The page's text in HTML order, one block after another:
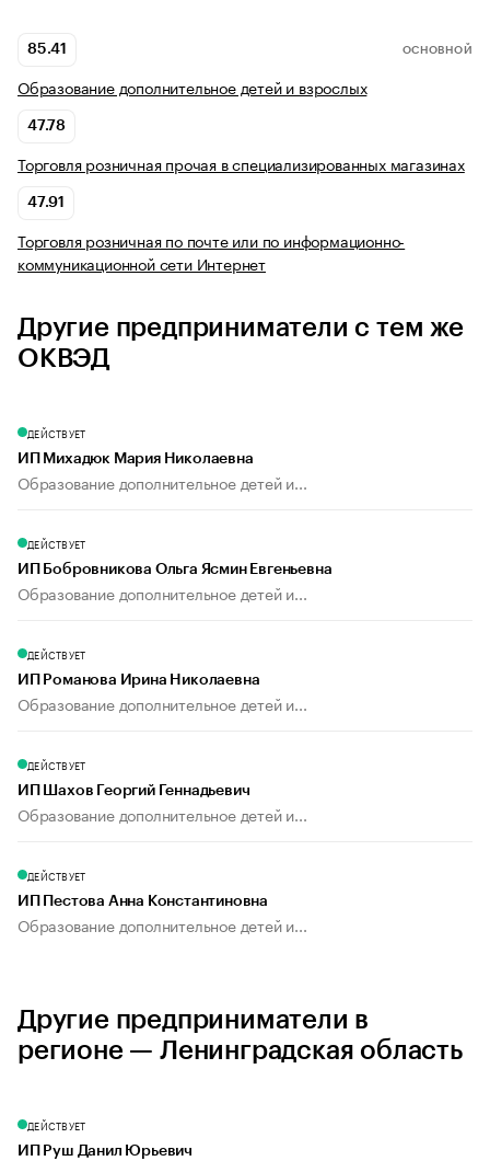
85.41 ОСНОВНОЙ
Образование дополнительное детей и взрослых
47.78
Торговля розничная прочая в специализированных магазинах
47.91
Торговля розничная по почте или по информационно-
коммуникационной сети Интернет
Другие предприниматели с тем же
ОКВЭД
ДЕЙСТВУЕТ
ИП Михадюк Мария Николаевна
Образование дополнительное детей и...
ДЕЙСТВУЕТ
ИП Бобровникова Ольга Ясмин Евгеньевна
Образование дополнительное детей и...
ДЕЙСТВУЕТ
ИП Романова Ирина Николаевна
Образование дополнительное детей и...
ДЕЙСТВУЕТ
ИП Шахов Георгий Геннадьевич
Образование дополнительное детей и...
ДЕЙСТВУЕТ
ИП Пестова Анна Константиновна
Образование дополнительное детей и...
Другие предприниматели в
регионе — Ленинградская область
ДЕЙСТВУЕТ
ИП Руш Данил Юрьевич